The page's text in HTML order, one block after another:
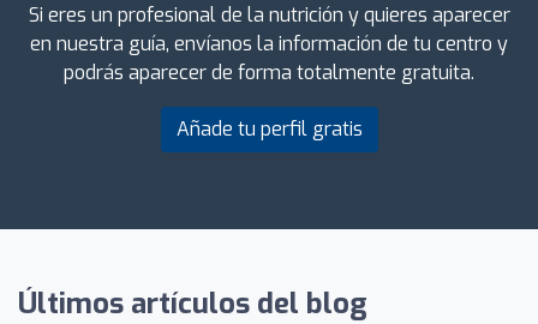
Si eres un profesional de la nutrición y quieres aparecer
en nuestra guía, envíanos la información de tu centro y
podrás aparecer de forma totalmente gratuita.
Añade tu perfil gratis
Últimos artículos del blog